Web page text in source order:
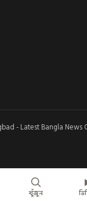
- Latest Bangla News
খুঁজুন